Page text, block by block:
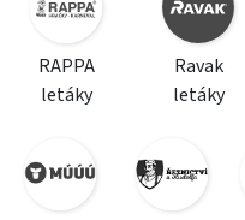
RAPPA
letáky
Ravak
letáky